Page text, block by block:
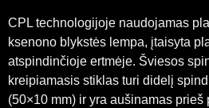
CPL technologijoje naudojamas
ksenono blykstės lempa, įtaisyta
atspindinčioje ertmėje. Šviesos
kreipiamasis stiklas turi didelį
(50×10 mm) ir yra aušinamas prieš